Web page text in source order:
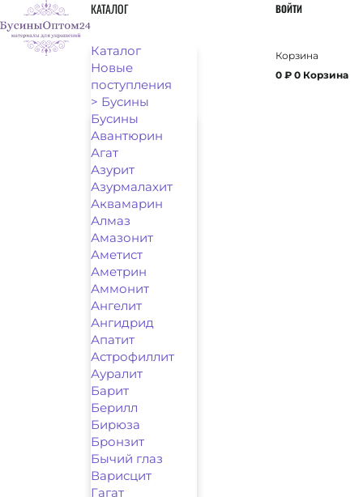
Перейти
к
содержимому
КАТАЛОГ
Каталог
Новые
поступления
> Бусины
Бусины
Авантюрин
Агат
Азурит
Азурмалахит
Аквамарин
Алмаз
Амазонит
Аметист
Аметрин
Аммонит
Ангелит
Ангидрид
Апатит
Астрофиллит
Ауралит
Барит
Берилл
Бирюза
Бронзит
Бычий глаз
Варисцит
Гагат
ВОЙТИ
0 ₽ 0 Корзина